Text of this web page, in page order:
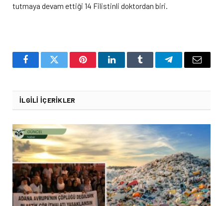
tutmaya devam ettiği 14 Filistinli doktordan biri.
FacebookTwitter PinterestLinkedInTumblr TelegramEmail
İLGILI İÇERIKLER